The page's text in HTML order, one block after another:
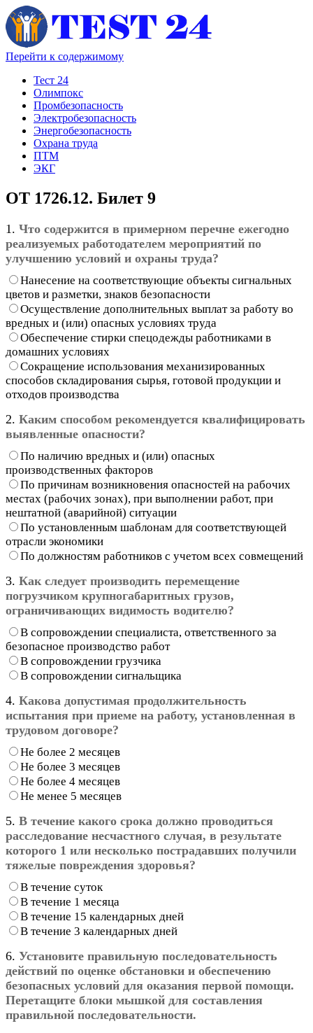
Перейти к содержимому
Тест 24
Олимпокс
Промбезопасность
Электробезопасность
Энергобезопасность
Охрана труда
ПТМ
ЭКГ
ОТ 1726.12. Билет 9
1. Что содержится в примерном перечне ежегодно
реализуемых работодателем мероприятий по
улучшению условий и охраны труда?
Нанесение на соответствующие объекты сигнальных
цветов и разметки, знаков безопасности
Осуществление дополнительных выплат за работу во
вредных и (или) опасных условиях труда
Обеспечение стирки спецодежды работниками в
домашних условиях
Сокращение использования механизированных
способов складирования сырья, готовой продукции и
отходов производства
2. Каким способом рекомендуется квалифицировать
выявленные опасности?
По наличию вредных и (или) опасных
производственных факторов
По причинам возникновения опасностей на рабочих
местах (рабочих зонах), при выполнении работ, при
нештатной (аварийной) ситуации
По установленным шаблонам для соответствующей
отрасли экономики
По должностям работников с учетом всех совмещений
3. Как следует производить перемещение
погрузчиком крупногабаритных грузов,
ограничивающих видимость водителю?
В сопровождении специалиста, ответственного за
безопасное производство работ
В сопровождении грузчика
В сопровождении сигнальщика
4. Какова допустимая продолжительность
испытания при приеме на работу, установленная в
трудовом договоре?
Не более 2 месяцев
Не более 3 месяцев
Не более 4 месяцев
Не менее 5 месяцев
5. В течение какого срока должно проводиться
расследование несчастного случая, в результате
которого 1 или несколько пострадавших получили
тяжелые повреждения здоровья?
В течение суток
В течение 1 месяца
В течение 15 календарных дней
В течение 3 календарных дней
6. Установите правильную последовательность
действий по оценке обстановки и обеспечению
безопасных условий для оказания первой помощи.
Перетащите блоки мышкой для составления
правильной последовательности.